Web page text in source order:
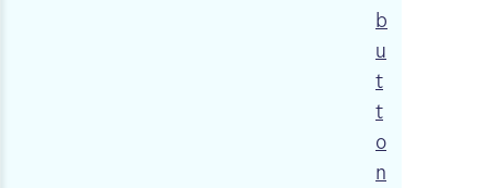
b
u
t
t
o
n